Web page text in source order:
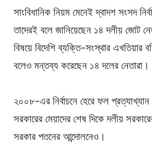
সাংবিধানিক নিয়ম মেনেই দ্বাদশ সংসদ
তাদেরই বলে জানিয়েছেন ১৪ দলীয় জোট
বিষয়ে বিদেশি ব্যক্তি-সংস্থার এখতিয়ার
বলেও মন্তব্য করেছেন ১৪ দলের নেতারা।
২০০৮-এর নির্বাচনে হেরে ফল
সরকারের মেয়াদের শেষ দিকে দলীয়
সরকার পতনের আন্দোলনেও।